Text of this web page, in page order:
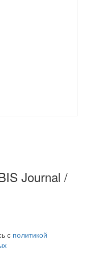
Journal /
с политикой